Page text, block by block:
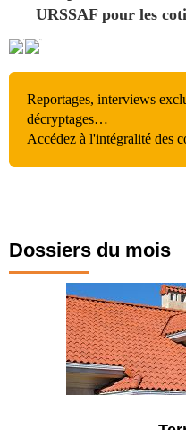
URSSAF pour les
Reportages, interviews
décryptages…
Accédez à l'intégralité des
Dossiers du mois